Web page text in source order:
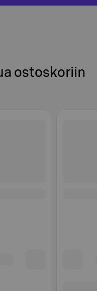
ostoskoriin